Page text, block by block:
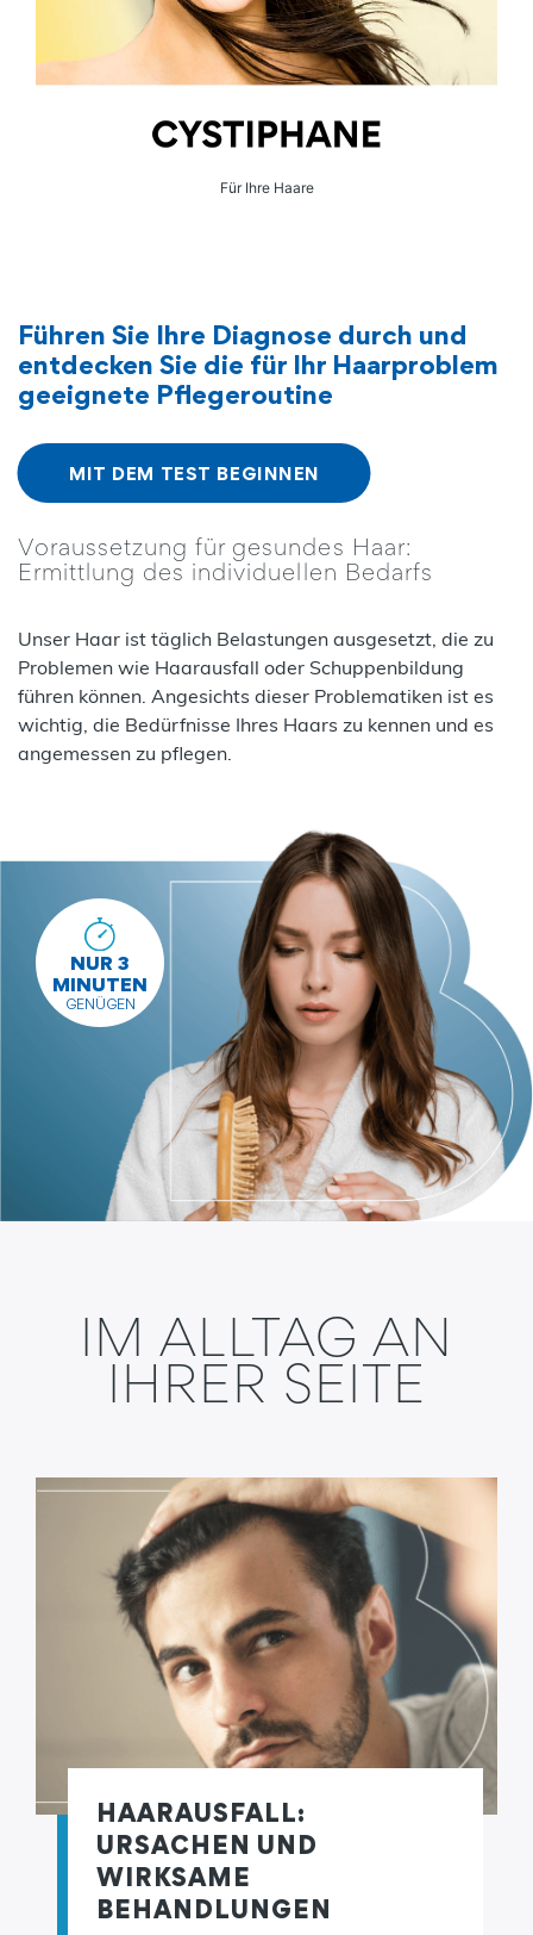
Für Ihre Haare
Führen Sie Ihre Diagnose durch und
entdecken Sie die für Ihr Haarproblem
geeignete Pflegeroutine
MIT DEM TEST BEGINNEN
Voraussetzung für gesundes Haar:
Ermittlung des individuellen Bedarfs
Unser Haar ist täglich Belastungen ausgesetzt, die zu
Problemen wie Haarausfall oder Schuppenbildung
führen können. Angesichts dieser Problematiken ist es
wichtig, die Bedürfnisse Ihres Haars zu kennen und es
angemessen zu pflegen.
NUR 3
MINUTEN
GENÜGEN
IM ALLTAG AN
IHRER SEITE
HAARAUSFALL:
URSACHEN UND
WIRKSAME
BEHANDLUNGEN